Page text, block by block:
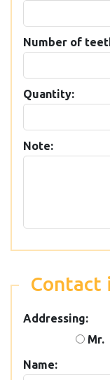
Number of
Quantity:
Note:
Contact
Addressing:
Mr.
Name: